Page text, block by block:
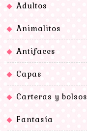
Adultos
Animalitos
Antifaces
Capas
Carteras y bolsos
Fantasía